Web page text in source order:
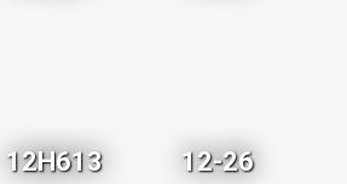
12H613 12-26